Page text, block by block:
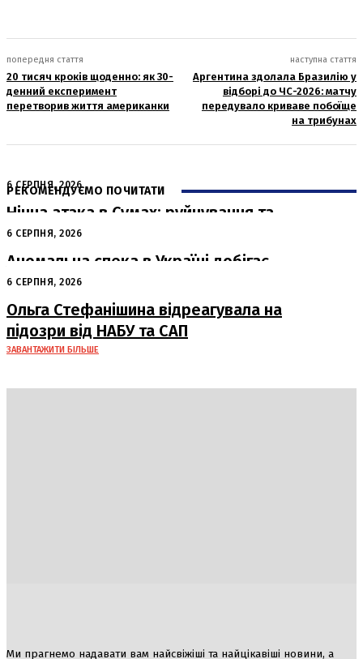
попередня стаття
20 тисяч кроків щоденно: як 30-
денний експеримент
перетворив життя американки
наступна стаття
Аргентина здолала Бразилію у
відборі до ЧС-2026: матчу
передувало криваве побоїще
на трибунах
РЕКОМЕНДУЄМО ПОЧИТАТИ
6 СЕРПНЯ, 2026
Нічна атака в Сумах: руйнування та
жертви від російських авіабомб
6 СЕРПНЯ, 2026
Аномальна спека в Україні добігає
кінця: очікується похолодання
6 СЕРПНЯ, 2026
Ольга Стефанішина відреагувала на
підозри від НАБУ та САП
ЗАВАНТАЖИТИ БІЛЬШЕ
Ми прагнемо надавати вам найсвіжіші та найцікавіші новини, а